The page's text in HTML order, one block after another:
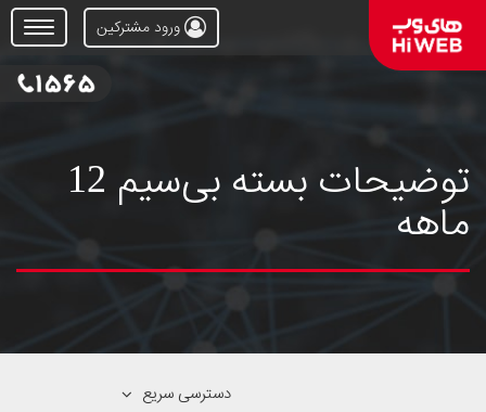
Open
Menu
ورود مشترکین
توضیحات بسته بی‌سیم 12
ماهه
دسترسی سریع